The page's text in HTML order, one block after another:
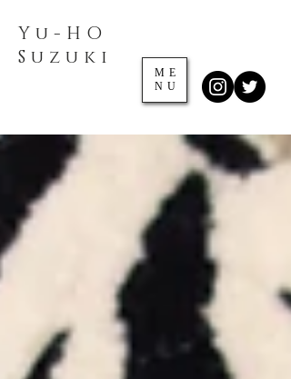
Yu-HO
​Suzuki
ME
NU